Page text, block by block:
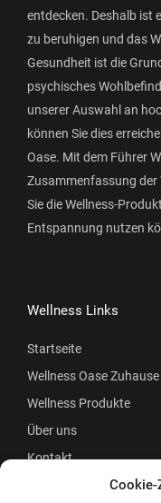
Cookie-
entdecken. Deshalb ist
zu beruhigen und das
Gesundheit ist die
psychisches
unserer Auswahl an
können Sie dies
Oase. Mit dem Führer
Zusammenfassung der
Sie die Wellness-
Entspannung nutzen
Wellness Links
Startseite
Wellness Oase Zuhause
Wellness Produkte
Über uns
Kontakt